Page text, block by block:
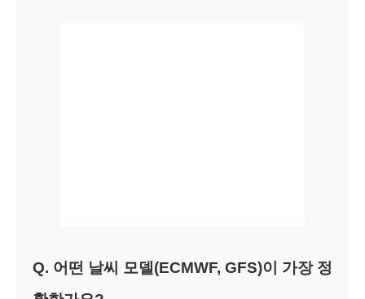
Q. 어떤 날씨 모델(ECMWF, GFS)이 가장 정